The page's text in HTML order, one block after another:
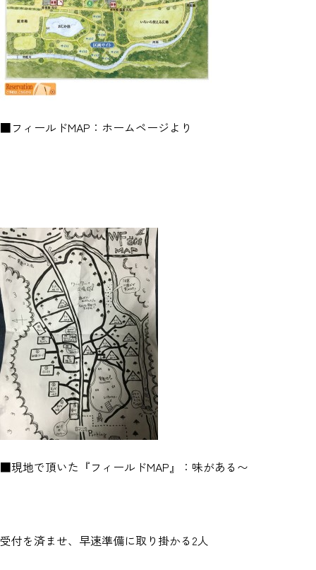
■フィールドMAP：ホームページより
■現地で頂いた『フィールドMAP』：味がある〜
受付を済ませ、早速準備に取り掛かる2人